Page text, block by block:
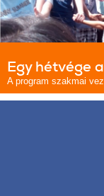
Egy hétvége
A program szakmai